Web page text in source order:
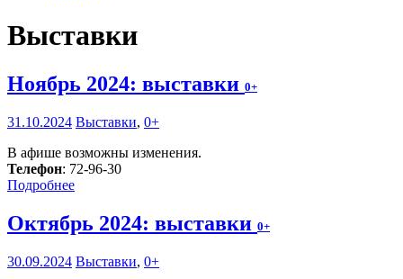
Выставки
Ноябрь 2024: выставки 0+
31.10.2024 Выставки, 0+
В афише возможны изменения.
Телефон: 72-96-30
Подробнее
Октябрь 2024: выставки 0+
30.09.2024 Выставки, 0+